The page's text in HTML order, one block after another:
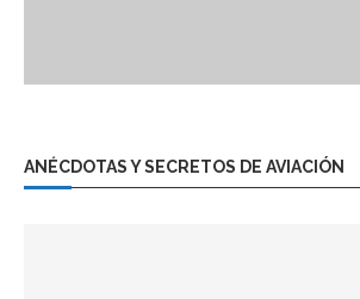
ANÉCDOTAS Y SECRETOS DE AVIACIÓN